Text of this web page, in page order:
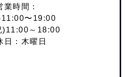
業時間：
〜19:00
)11:00～18:00
日：木曜日